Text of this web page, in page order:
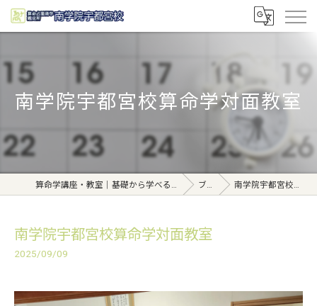
南学院宇都宮校算命学対面教室
算命学講座・教室｜基礎から学べる東京日本橋【日本橋南学院】 ブログ 南学院宇都宮校算命学対面教室
南学院宇都宮校算命学対面教室
2025/09/09